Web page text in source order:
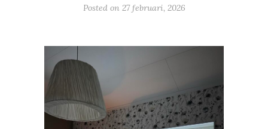
Posted on 27 februari, 2026